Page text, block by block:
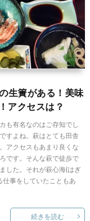
生簀がある！美味
アクセスは？
も有名なのはご存知でし
すよね。萩はとても田舎
アクセスもあまり良くな
です。そんな萩で徒歩で
した。それが萩心海(はぎ
仕事をしていたこともあ
続きを読む